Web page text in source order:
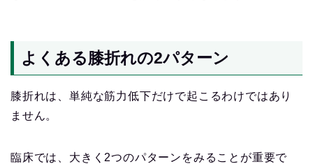
よくある膝折れの2パターン
膝折れは、単純な筋力低下だけで起こるわけではあり
ません。
臨床では、大きく2つのパターンをみることが重要で